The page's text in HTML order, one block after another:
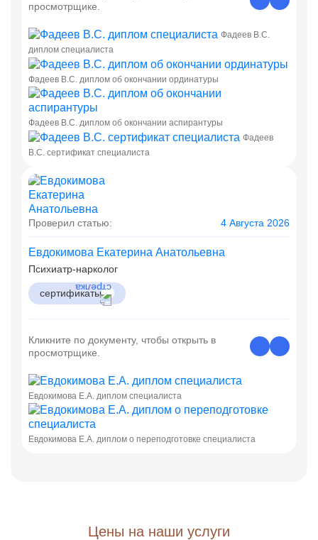
просмотрщике.
Фадеев В.С.
диплом специалиста
Фадеев В.С. диплом об окончании ординатуры
Фадеев В.С. диплом об окончании аспирантуры
Фадеев
В.С. сертификат специалиста
Проверил статью: 4 Августа 2026
Евдокимова Екатерина Анатольевна
Психиатр-нарколог
сертификаты
Кликните по документу, чтобы открыть в
просмотрщике.
Евдокимова Е.А. диплом специалиста
Евдокимова Е.А. диплом о переподготовке специалиста
Цены на наши услуги